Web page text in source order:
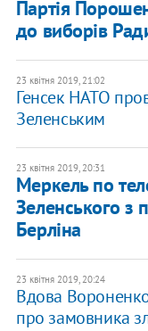
Партія
до виборів
23 квітня 2019, 21:02
Генсек НАТО
Зеленським
23 квітня 2019, 20:31
Меркель по
Зеленського з
Берліна
23 квітня 2019, 20:24
Вдова
про замовника